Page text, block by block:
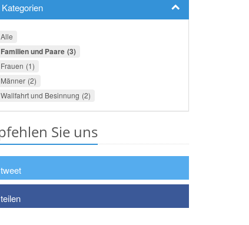
Kategorien
Alle
Familien und Paare 3
Frauen 1
Männer 2
Wallfahrt und Besinnung 2
Sie uns
tweet
teilen